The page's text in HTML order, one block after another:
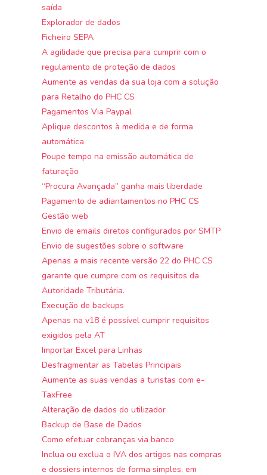
saída
Explorador de dados
Ficheiro SEPA
A agilidade que precisa para cumprir com o
regulamento de proteção de dados
Aumente as vendas da sua loja com a solução
para Retalho do PHC CS
Pagamentos Via Paypal
Aplique descontos à medida e de forma
automática
Poupe tempo na emissão automática de
faturação
“Procura Avançada” ganha mais liberdade
Pagamento de adiantamentos no PHC CS
Gestão web
Envio de emails diretos configurados por SMTP
Envio de sugestões sobre o software
Apenas a mais recente versão 22 do PHC CS
garante que cumpre com os requisitos da
Autoridade Tributária.
Execução de backups
Apenas na v18 é possível cumprir requisitos
exigidos pela AT
Importar Excel para Linhas
Desfragmentar as Tabelas Principais
Aumente as suas vendas a turistas com e-
TaxFree
Alteração de dados do utilizador
Backup de Base de Dados
Como efetuar cobranças via banco
Inclua ou exclua o IVA dos artigos nas compras
e dossiers internos de forma simples, em